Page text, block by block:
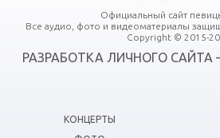
Официальный сайт
Все аудио, фото и видеоматериалы
Copyright © 2015-
РАЗРАБОТКА ЛИЧНОГО САЙТА —
КОНЦЕРТЫ